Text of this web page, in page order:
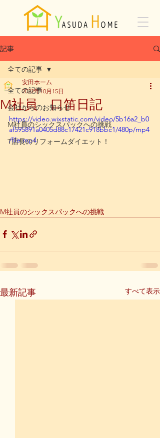
記事
全ての記事
会社からのお知らせ
M社員のシックスパックへの挑戦
T店長のリフォームダイエット！
全ての記事
M社員 口笛日記
安田ホーム
2022年10月15日
https://video.wixstatic.com/video/5b16a2_b0
af595891a0405d88c17421c918bbc1/480p/mp4
/file.mp4
M社員のシックスパックへの挑戦
最新記事 すべて表示